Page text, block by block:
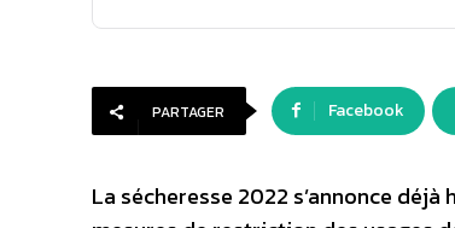
PARTAGER Facebook
La sécheresse 2022 s’annonce